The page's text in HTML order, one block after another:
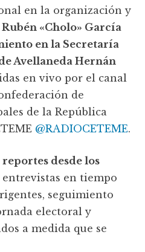
en la organización y
Rubén «Cholo» García
en la Secretaría
Avellaneda Hernán
en vivo por el canal
de
de la República
@RADIOCETEME.
reportes desde los
entrevistas en tiempo
seguimiento
electoral y
a medida que se